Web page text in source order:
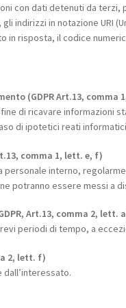
con dati detenuti da
indirizzi in notazione URI
in risposta, il codice
(GDPR Art.13, comma
di ricavare informazioni
di ipotetici reati
comma 1, lett. e, f)
interno,
potranno essere messi a
Art.13, comma 2, lett.
periodi di tempo, a
2, lett. f)